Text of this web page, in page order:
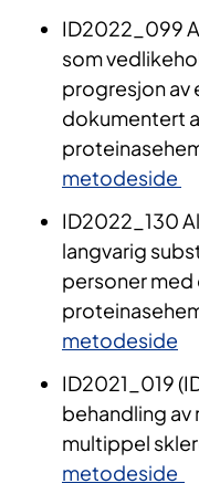
ID2022_099
som
progresjon av
dokumentert
metodeside
ID2022_130
langvarig
personer
metodeside
ID2021_019
behandling
multippel
metodeside